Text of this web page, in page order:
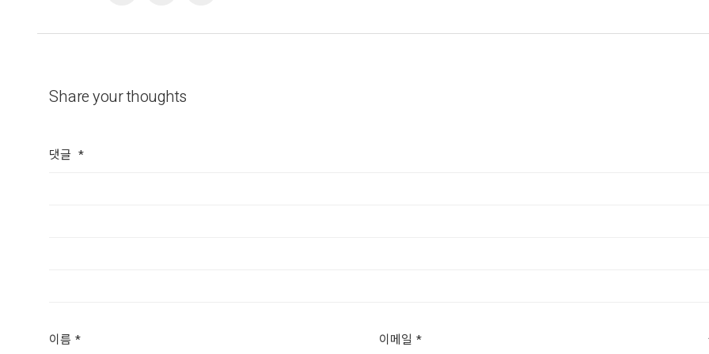
Share your thoughts
댓글 *
이름 * 이메일 *